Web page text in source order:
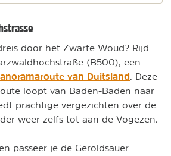
door het Zwarte Woud? Rijd
(B500), een
van Duitsland . Deze
loopt van Baden-Baden naar
prachtige vergezichten over de
weer zelfs tot aan de Vogezen.
passeer je de Geroldsauer